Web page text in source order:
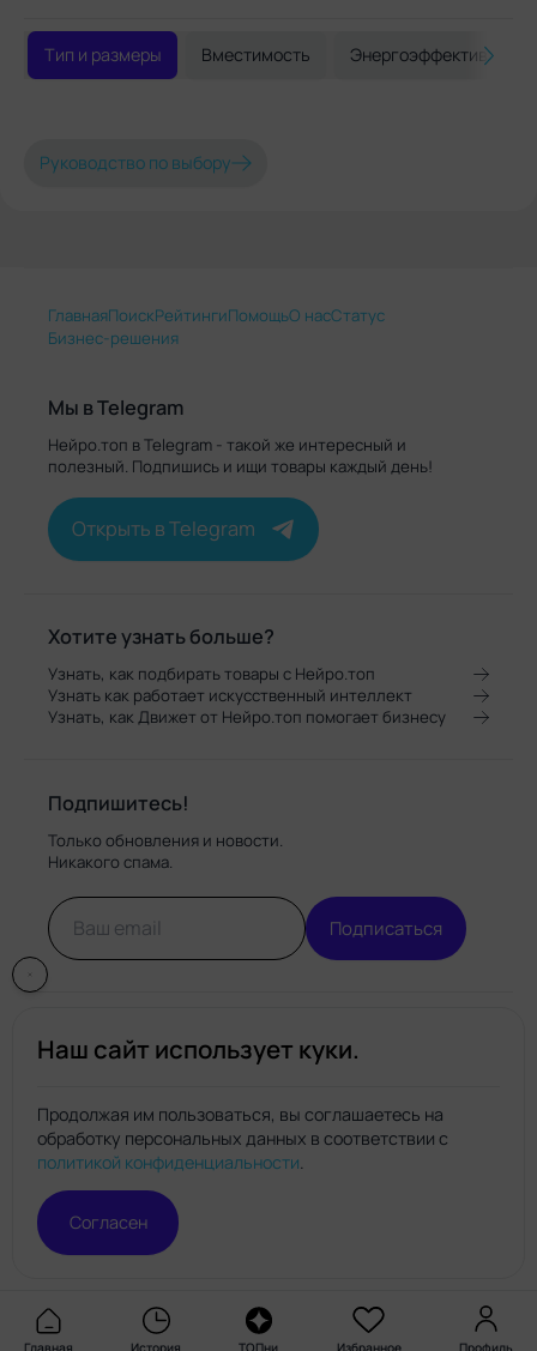
Главная История ТОПни Избранное Профиль
Тип и размеры Вместимость Энергоэффективность
Руководство по выбору
ГлавнаяПоискРейтингиПомощьО насСтатус
Бизнес-решения
Мы в Telegram
Нейро.топ в Telegram - такой же интересный и
полезный. Подпишись и ищи товары каждый день!
Открыть в Telegram
Хотите узнать больше?
Узнать, как подбирать товары с Нейро.топ
Узнать как работает искусственный интеллект
Узнать, как Движет от Нейро.топ помогает бизнесу
Подпишитесь!
Только обновления и новости.
Никакого спама.
Подписаться
Нейро.топ
© Нейро.топ 2026. Все права защищены.
Политика конфиденциальности
сайтом
Наш сайт использует куки.
Продолжая им пользоваться, вы соглашаетесь на
обработку персональных данных в соответствии с
политикой конфиденциальности.
Согласен